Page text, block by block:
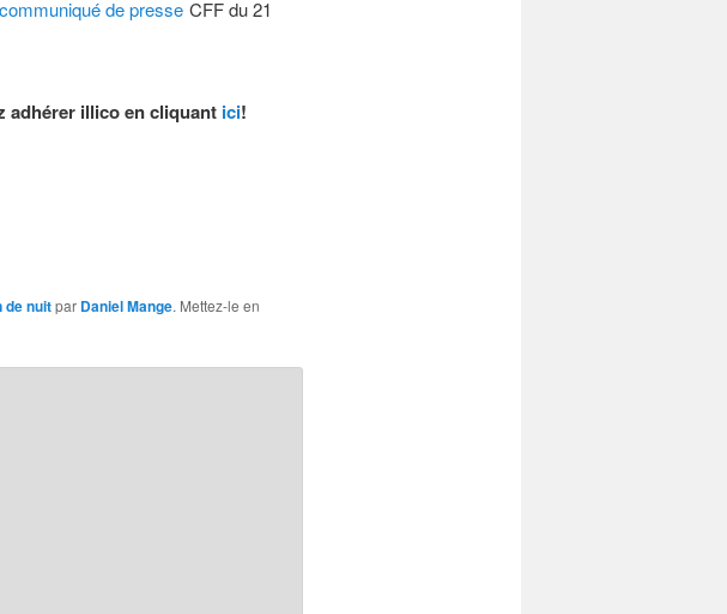
communiqué de presse CFF du 21
adhérer illico en cliquant ici!
de nuitpar Daniel Mange. Mettez-le en